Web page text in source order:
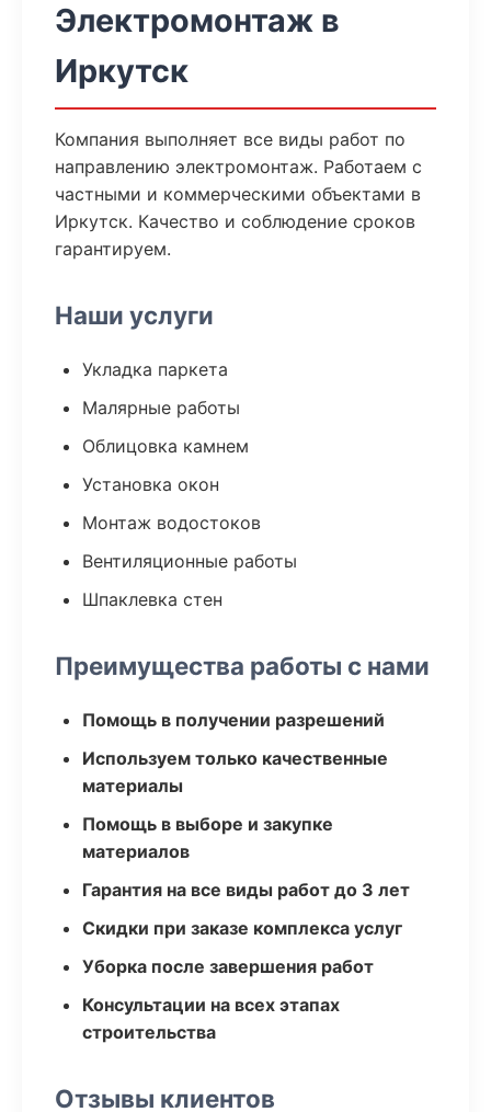
Электромонтаж в
Иркутск
Компания выполняет все виды работ по
направлению электромонтаж. Работаем с
частными и коммерческими объектами в
Иркутск. Качество и соблюдение сроков
гарантируем.
Наши услуги
Укладка паркета
Малярные работы
Облицовка камнем
Установка окон
Монтаж водостоков
Вентиляционные работы
Шпаклевка стен
Преимущества работы с нами
Помощь в получении разрешений
Используем только качественные
материалы
Помощь в выборе и закупке
материалов
Гарантия на все виды работ до 3 лет
Скидки при заказе комплекса услуг
Уборка после завершения работ
Консультации на всех этапах
строительства
Отзывы клиентов